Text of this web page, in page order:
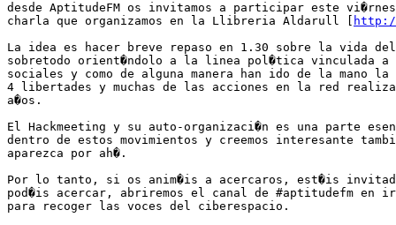
desde AptitudeFM os invitamos a participar este
charla que organizamos en la Llibreria Aldarull [
La idea es hacer breve repaso en 1.30 sobre la vida
sobretodo orient�ndolo a la linea pol�tica vinculada a
sociales y como de alguna manera han ido de la mano
4 libertades y muchas de las acciones en la red
a�os.
El Hackmeeting y su auto-organizaci�n es una parte
dentro de estos movimientos y creemos interesante
aparezca por ah�.
Por lo tanto, si os anim�is a acercaros, est�is
pod�is acercar, abriremos el canal de #aptitudefm en
para recoger las voces del ciberespacio.